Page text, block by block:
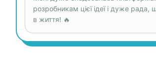
розробникам цієї ідеї і дуже рада,
в життя! 🔥